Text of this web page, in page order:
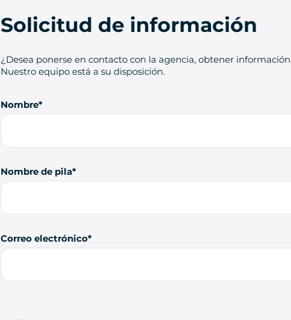
Solicitud de información
¿Desea ponerse en contacto con la agencia, obtener
Nuestro equipo está a su disposición.
Nombre
Nombre de pila
Correo electrónico